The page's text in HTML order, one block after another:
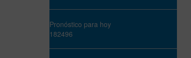
Pronóstico para hoy
182496